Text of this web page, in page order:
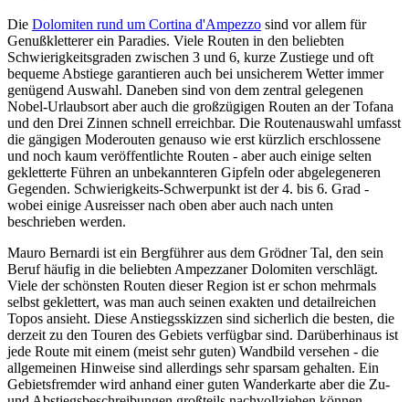
Die Dolomiten rund um Cortina d'Ampezzo sind vor allem für
Genußkletterer ein Paradies. Viele Routen in den beliebten
Schwierigkeitsgraden zwischen 3 und 6, kurze Zustiege und oft
bequeme Abstiege garantieren auch bei unsicherem Wetter immer
genügend Auswahl. Daneben sind von dem zentral gelegenen
Nobel-Urlaubsort aber auch die großzügigen Routen an der Tofana
und den Drei Zinnen schnell erreichbar. Die Routenauswahl umfasst
die gängigen Moderouten genauso wie erst kürzlich erschlossene
und noch kaum veröffentlichte Routen - aber auch einige selten
gekletterte Führen an unbekannteren Gipfeln oder abgelegeneren
Gegenden. Schwierigkeits-Schwerpunkt ist der 4. bis 6. Grad -
wobei einige Ausreisser nach oben aber auch nach unten
beschrieben werden.
Mauro Bernardi ist ein Bergführer aus dem Grödner Tal, den sein
Beruf häufig in die beliebten Ampezzaner Dolomiten verschlägt.
Viele der schönsten Routen dieser Region ist er schon mehrmals
selbst geklettert, was man auch seinen exakten und detailreichen
Topos ansieht. Diese Anstiegsskizzen sind sicherlich die besten, die
derzeit zu den Touren des Gebiets verfügbar sind. Darüberhinaus ist
jede Route mit einem (meist sehr guten) Wandbild versehen - die
allgemeinen Hinweise sind allerdings sehr sparsam gehalten. Ein
Gebietsfremder wird anhand einer guten Wanderkarte aber die Zu-